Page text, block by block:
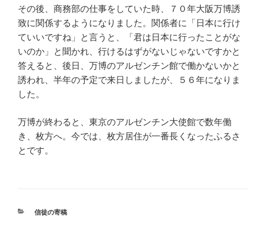
その後、商務部の仕事をしていた時、７０年大阪万博誘
致に関係するようになりました。関係者に「日本に行け
ていいですね」と言うと、「君は日本に行ったことがな
いのか」と聞かれ、行けるはずがないじゃないですかと
答えると、後日、万博のアルゼンチン館で働かないかと
誘われ、半年の予定で来日しましたが、５６年になりま
した。
万博が終わると、東京のアルゼンチン大使館で数年働
き、枚方へ。今では、枚方居住が一番長くなったふるさ
とです。
カ
信徒の寄稿